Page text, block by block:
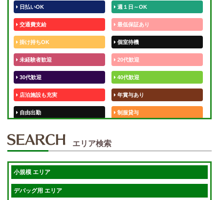
日払いOK 週１日～OK
交通費支給 最低保証あり
掛け持ちOK 個室待機
未経験者歓迎 20代歓迎
30代歓迎 40代歓迎
店泊施設も充実 年賞与あり
自由出勤 制服貸与
短期OK 入店祝金あり
週1～OK 健全店で安心！
エリア検索
小規模 エリア
デバッグ用 エリア